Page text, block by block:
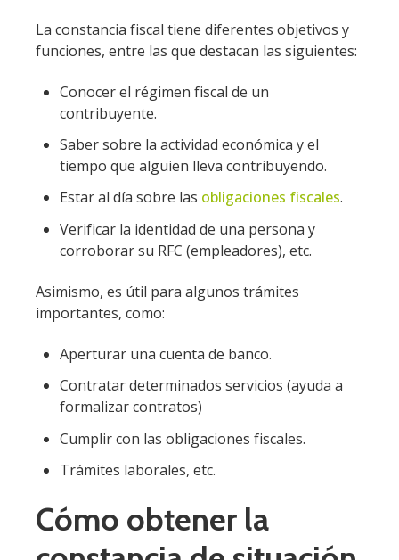
La constancia fiscal tiene diferentes objetivos y
funciones, entre las que destacan las siguientes:
Conocer el régimen fiscal de un
contribuyente.
Saber sobre la actividad económica y el
tiempo que alguien lleva contribuyendo.
Estar al día sobre las obligaciones fiscales.
Verificar la identidad de una persona y
corroborar su RFC (empleadores), etc.
Asimismo, es útil para algunos trámites
importantes, como:
Aperturar una cuenta de banco.
Contratar determinados servicios (ayuda a
formalizar contratos)
Cumplir con las obligaciones fiscales.
Trámites laborales, etc.
Cómo obtener la